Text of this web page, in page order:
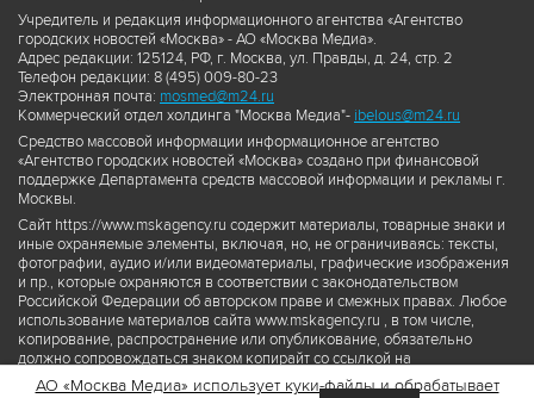
Учредитель и редакция информационного агентства «Агентство
городских новостей «Москва» - АО «Москва Медиа».
Адрес редакции: 125124, РФ, г. Москва, ул. Правды, д. 24, стр. 2
Телефон редакции: 8 (495) 009-80-23
Электронная почта: mosmed@m24.ru
Коммерческий отдел холдинга "Москва Медиа"- ibelous@m24.ru
Средство массовой информации информационное агентство
«Агентство городских новостей «Москва» создано при финансовой
поддержке Департамента средств массовой информации и рекламы г.
Москвы.
Сайт https://www.mskagency.ru содержит материалы, товарные знаки и
иные охраняемые элементы, включая, но, не ограничиваясь: тексты,
фотографии, аудио и/или видеоматериалы, графические изображения
и пр., которые охраняются в соответствии с законодательством
Российской Федерации об авторском праве и смежных правах. Любое
использование материалов сайта www.mskagency.ru , в том числе,
копирование, распространение или опубликование, обязательно
должно сопровождаться знаком копирайт со ссылкой на
правообладателя © АО «Москва Медиа», а также гиперссылкой на сайт
АО «Москва Медиа» использует куки-файлы и обрабатывает